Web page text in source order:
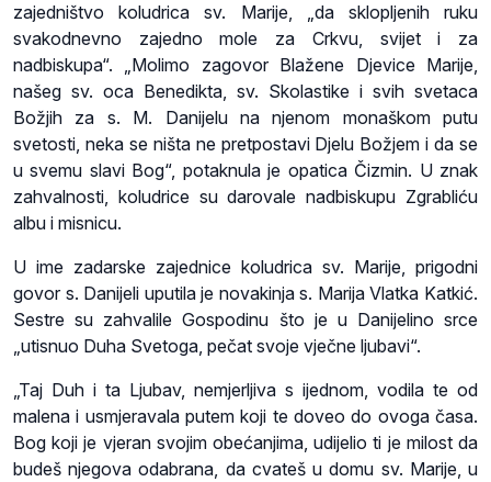
zajedništvo koludrica sv. Marije, „da sklopljenih ruku
svakodnevno zajedno mole za Crkvu, svijet i za
nadbiskupa“. „Molimo zagovor Blažene Djevice Marije,
našeg sv. oca Benedikta, sv. Skolastike i svih svetaca
Božjih za s. M. Danijelu na njenom monaškom putu
svetosti, neka se ništa ne pretpostavi Djelu Božjem i da se
u svemu slavi Bog“, potaknula je opatica Čizmin. U znak
zahvalnosti, koludrice su darovale nadbiskupu Zgrabliću
albu i misnicu.
U ime zadarske zajednice koludrica sv. Marije, prigodni
govor s. Danijeli uputila je novakinja s. Marija Vlatka Katkić.
Sestre su zahvalile Gospodinu što je u Danijelino srce
„utisnuo Duha Svetoga, pečat svoje vječne ljubavi“.
„Taj Duh i ta Ljubav, nemjerljiva s ijednom, vodila te od
malena i usmjeravala putem koji te doveo do ovoga časa.
Bog koji je vjeran svojim obećanjima, udijelio ti je milost da
budeš njegova odabrana, da cvateš u domu sv. Marije, u